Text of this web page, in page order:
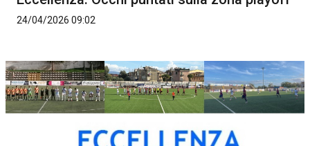
24/04/2026 09:02